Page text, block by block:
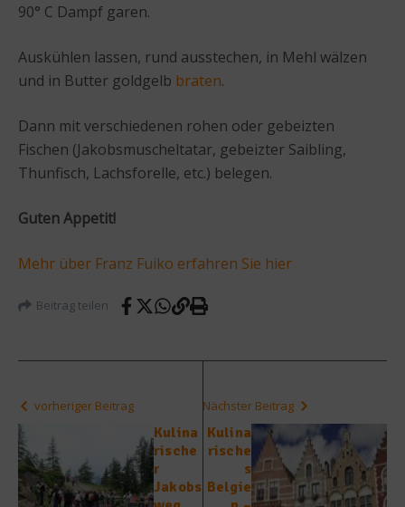
90° C Dampf garen.
Auskühlen lassen, rund ausstechen, in Mehl wälzen
und in Butter goldgelb braten.
Dann mit verschiedenen rohen oder gebeizten
Fischen (Jakobsmuscheltatar, gebeizter Saibling,
Thunfisch, Lachsforelle, etc.) belegen.
Guten Appetit!
Mehr über Franz Fuiko erfahren Sie hier
Beitrag teilen
vorheriger Beitrag
Kulina
rische
r
Jakobs
Nächster Beitrag
Kulina
rische
s
Belgie